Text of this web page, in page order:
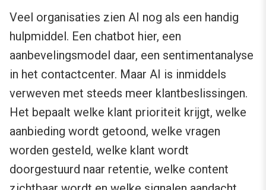
Veel organisaties zien AI nog als een handig
hulpmiddel. Een chatbot hier, een
aanbevelingsmodel daar, een sentimentanalyse
in het contactcenter. Maar AI is inmiddels
verweven met steeds meer klantbeslissingen.
Het bepaalt welke klant prioriteit krijgt, welke
aanbieding wordt getoond, welke vragen
worden gesteld, welke klant wordt
doorgestuurd naar retentie, welke content